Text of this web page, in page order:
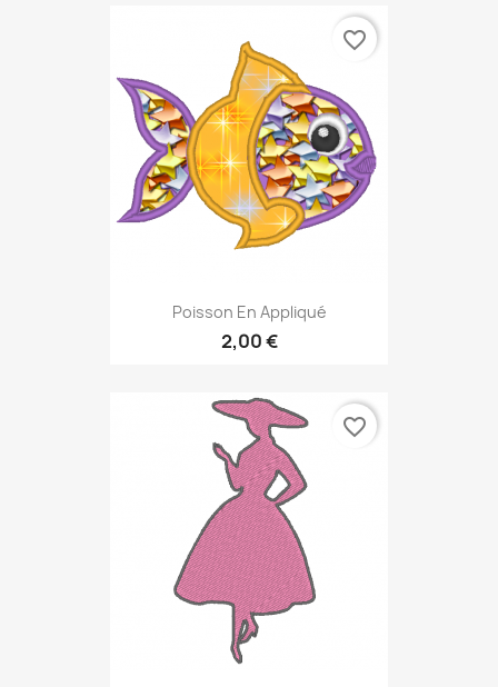
Poisson En Appliqué
2,00 €
favorite_border
favorite_border